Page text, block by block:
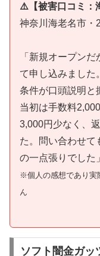
⚠️【被害口コミ：
神奈川海老名市・
「新規オープン
て申し込みました
条件が口頭説明と
当初は手数料
3,000円少なく、
た。問い合わせて
の一点張りでした」
※個人の感想であり実
ん
ソフト闇金ガッ